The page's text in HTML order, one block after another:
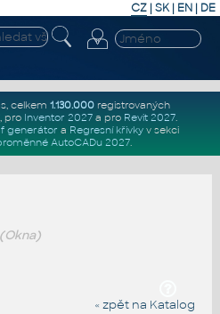
CZ | SK| EN | DE
celkem 1.130.000registrovaných
, pro Inventor 2027a pro Revit 2027.
generátor a Regresní křivkyv sekci
AutoCADu 2027.
(Okna)
« zpět na Katalog